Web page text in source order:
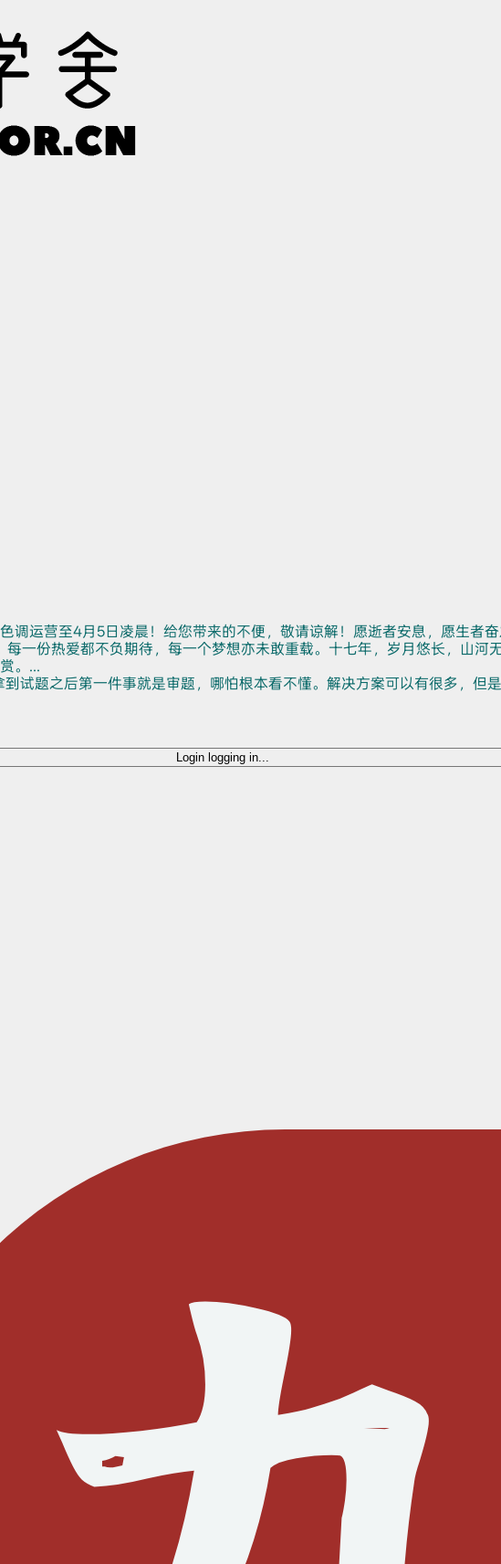
调运营至4月5日凌晨！给您带来的不便，敬请谅解！愿逝者安息，愿生者奋
一份热爱都不负期待，每一个梦想亦未敢重载。十七年，岁月悠长，山河
。...
试题之后第一件事就是审题，哪怕根本看不懂。解决方案可以有很多，但
Login logging in...